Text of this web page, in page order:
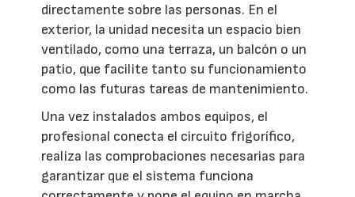
directamente sobre las personas. En el
exterior, la unidad necesita un espacio bien
ventilado, como una terraza, un balcón o un
patio, que facilite tanto su funcionamiento
como las futuras tareas de mantenimiento.
Una vez instalados ambos equipos, el
profesional conecta el circuito frigorífico,
realiza las comprobaciones necesarias para
garantizar que el sistema funciona